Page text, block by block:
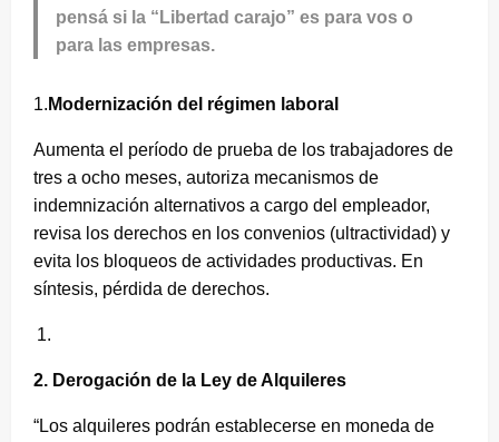
pensá si la “Libertad carajo” es para vos o
para las empresas.
1. Modernización del régimen laboral
Aumenta el período de prueba de los trabajadores de
tres a ocho meses, autoriza mecanismos de
indemnización alternativos a cargo del empleador,
revisa los derechos en los convenios (ultractividad) y
evita los bloqueos de actividades productivas. En
síntesis, pérdida de derechos.
2. Derogación de la Ley de Alquileres
“Los alquileres podrán establecerse en moneda de